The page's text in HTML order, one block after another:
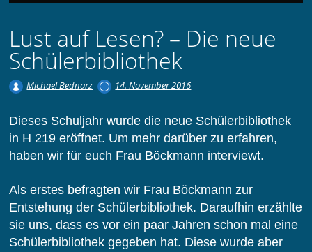
Lust auf Lesen? – Die neue
Schülerbibliothek
Michael Bednarz 14. November 2016
Dieses Schuljahr wurde die neue Schülerbibliothek
in H 219 eröffnet. Um mehr darüber zu erfahren,
haben wir für euch Frau Böckmann interviewt.
Als erstes befragten wir Frau Böckmann zur
Entstehung der Schülerbibliothek. Daraufhin erzählte
sie uns, dass es vor ein paar Jahren schon mal eine
Schülerbibliothek gegeben hat. Diese wurde aber